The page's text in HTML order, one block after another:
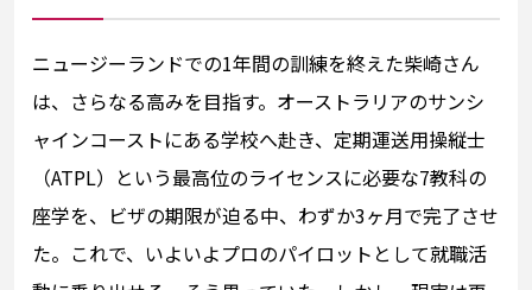
ニュージーランドでの1年間の訓練を終えた柴崎さん
は、さらなる高みを目指す。オーストラリアのサンシ
ャインコーストにある学校へ赴き、定期運送用操縦士
（ATPL）という最高位のライセンスに必要な7教科の
座学を、ビザの期限が迫る中、わずか3ヶ月で完了させ
た。これで、いよいよプロのパイロットとして就職活